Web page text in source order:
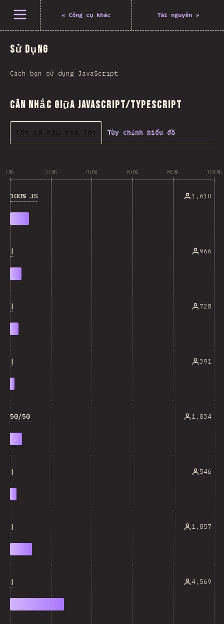
Mở menu « Công cụ khác Tài nguyên »
Sử dụng
Cách bạn sử dụng JavaScript
Cân nhắc giữa JavaScript/TypeScript
Tất cả câu trả lời Tùy chỉnh biểu đồ
0% 20% 40% 60% 80% 100%
100% JS 1,610
| 966
| 728
| 391
50/50 1,034
| 546
| 1,857
| 4,569